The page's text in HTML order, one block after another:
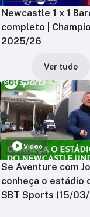
Newcastle 1 x 1
completo |
2025/26
Ver tudo
Vídeo
Se Aventure com
conheça o estádio
SBT Sports (15/